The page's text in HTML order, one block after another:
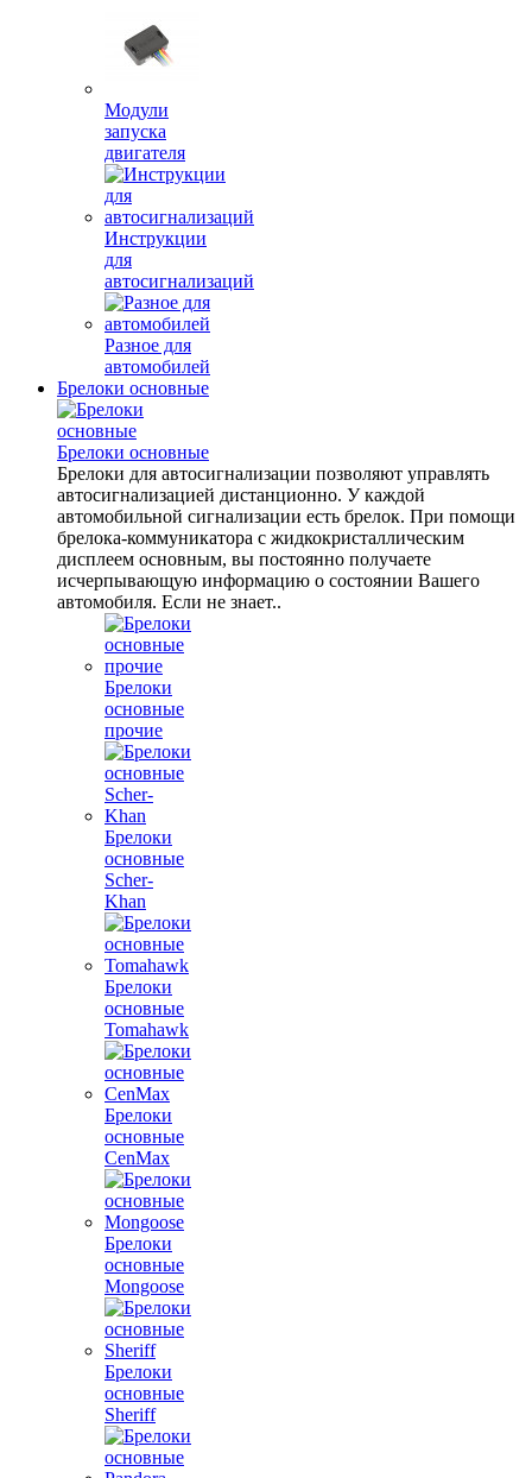
Модули
запуска
двигателя
Инструкции
для
автосигнализаций
Разное для
автомобилей
Брелоки основные
Брелоки основные
Брелоки для автосигнализации позволяют управлять
автосигнализацией дистанционно. У каждой
автомобильной сигнализации есть брелок. При помощи
брелока-коммуникатора с жидкокристаллическим
дисплеем основным, вы постоянно получаете
исчерпывающую информацию о состоянии Вашего
автомобиля. Если не знает..
Брелоки
основные
прочие
Брелоки
основные
Scher-
Khan
Брелоки
основные
Tomahawk
Брелоки
основные
CenMax
Брелоки
основные
Mongoose
Брелоки
основные
Sheriff